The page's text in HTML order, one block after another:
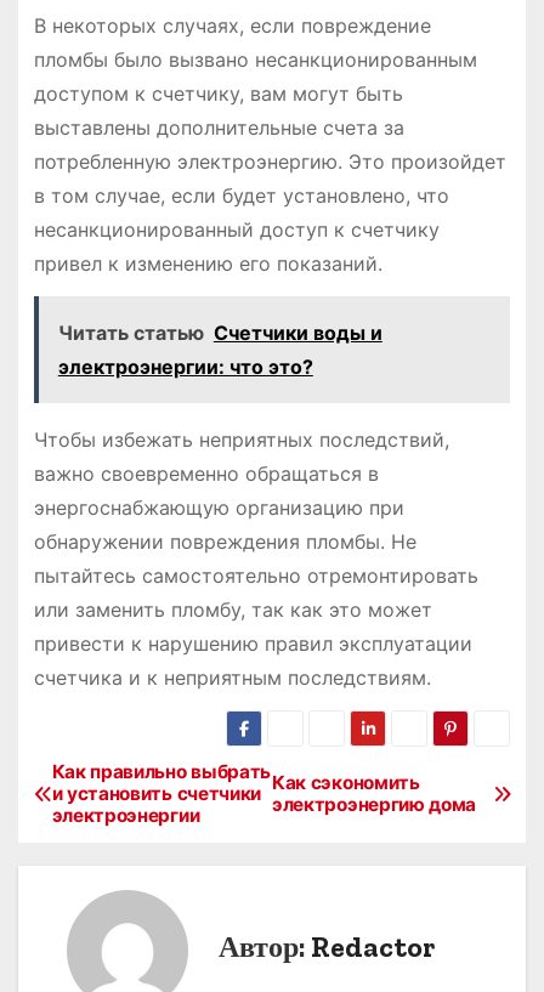
В некоторых случаях, если повреждение
пломбы было вызвано несанкционированным
доступом к счетчику, вам могут быть
выставлены дополнительные счета за
потребленную электроэнергию. Это произойдет
в том случае, если будет установлено, что
несанкционированный доступ к счетчику
привел к изменению его показаний.
Читать статью Счетчики воды и
электроэнергии: что это?
Чтобы избежать неприятных последствий,
важно своевременно обращаться в
энергоснабжающую организацию при
обнаружении повреждения пломбы. Не
пытайтесь самостоятельно отремонтировать
или заменить пломбу, так как это может
привести к нарушению правил эксплуатации
счетчика и к неприятным последствиям.
Н
Как сэкономить
электроэнергию дома
Как правильно выбрать
и установить счетчики
электроэнергии
Автор: Redactor